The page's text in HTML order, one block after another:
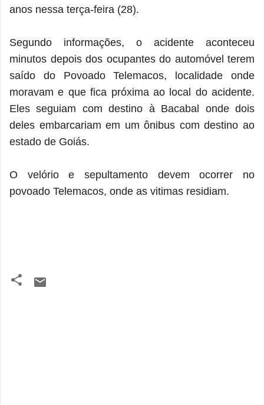
anos nessa terça-feira (28).
Segundo informações, o acidente aconteceu
minutos depois dos ocupantes do automóvel terem
saído do Povoado Telemacos, localidade onde
moravam e que fica próxima ao local do acidente.
Eles seguiam com destino à Bacabal onde dois
deles embarcariam em um ônibus com destino ao
estado de Goiás.
O velório e sepultamento devem ocorrer no
povoado Telemacos, onde as vitimas residiam.